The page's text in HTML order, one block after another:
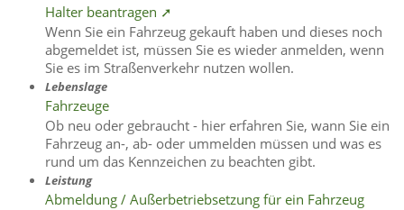
Halter beantragen ➚
Wenn Sie ein Fahrzeug gekauft haben und dieses noch
abgemeldet ist, müssen Sie es wieder anmelden, wenn
Sie es im Straßenverkehr nutzen wollen.
Lebenslage
Fahrzeuge
Ob neu oder gebraucht - hier erfahren Sie, wann Sie ein
Fahrzeug an-, ab- oder ummelden müssen und was es
rund um das Kennzeichen zu beachten gibt.
Leistung
Abmeldung / Außerbetriebsetzung für ein Fahrzeug